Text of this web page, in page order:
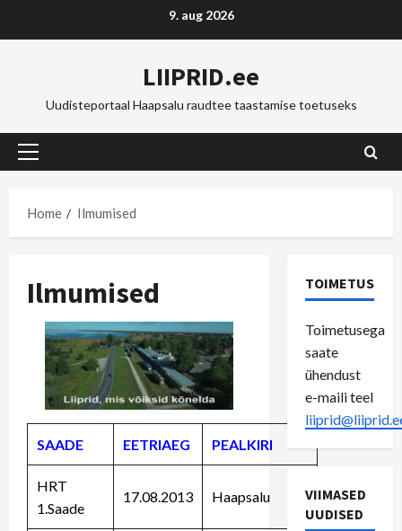
9. aug 2026
LIIPRID.ee
Uudisteportaal Haapsalu raudtee taastamise toetuseks
Primary
Home
Ilmumised
Ilmumised
SAADE EETRIAEG PEALKIRI
HRT
1.Saade
17.08.2013 Haapsalu
TOIMETUS
Toimetusega
saate
ühendust
e-maili teel
VIIMASED
UUDISED